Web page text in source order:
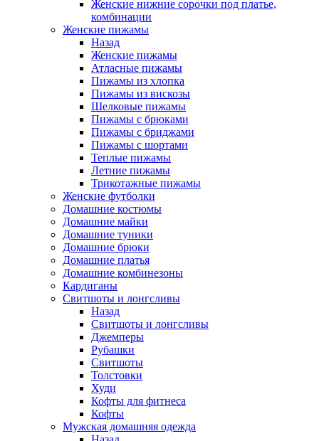
Женские нижние сорочки под платье,
комбинации
Женские пижамы
Назад
Женские пижамы
Атласные пижамы
Пижамы из хлопка
Пижамы из вискозы
Шелковые пижамы
Пижамы с брюками
Пижамы с бриджами
Пижамы с шортами
Теплые пижамы
Летние пижамы
Трикотажные пижамы
Женские футболки
Домашние костюмы
Домашние майки
Домашние туники
Домашние брюки
Домашние платья
Домашние комбинезоны
Кардиганы
Свитшоты и лонгсливы
Назад
Свитшоты и лонгсливы
Джемперы
Рубашки
Свитшоты
Толстовки
Худи
Кофты для фитнеса
Кофты
Мужская домашняя одежда